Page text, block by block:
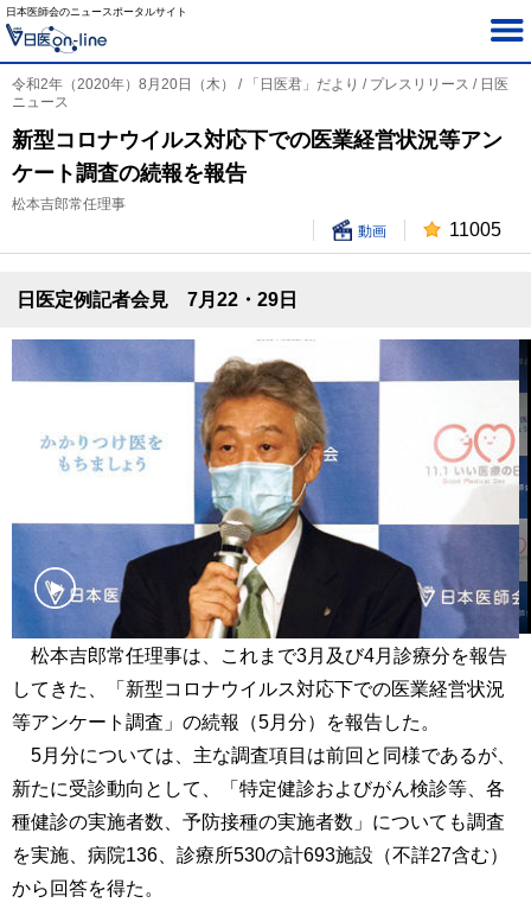
日本医師会のニュースポータルサイト
令和2年（2020年）8月20日（木） / 「日医君」だより / プレスリリース / 日医
ニュース
新型コロナウイルス対応下での医業経営状況等アン
ケート調査の続報を報告
松本吉郎常任理事
動画
11005
日医定例記者会見 7月22・29日
松本吉郎常任理事は、これまで3月及び4月診療分を報告
してきた、「新型コロナウイルス対応下での医業経営状況
等アンケート調査」の続報（5月分）を報告した。
5月分については、主な調査項目は前回と同様であるが、
新たに受診動向として、「特定健診およびがん検診等、各
種健診の実施者数、予防接種の実施者数」についても調査
を実施、病院136、診療所530の計693施設（不詳27含む）
から回答を得た。